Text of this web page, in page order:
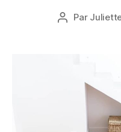
Par